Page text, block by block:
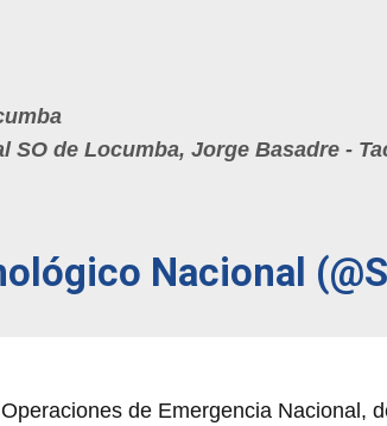
SO de Locumba, Jorge Basadre -
Nacional
de Emergencia Nacional,